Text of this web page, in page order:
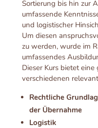
Sortierung bis hin zur
umfassende
und logistischer
Um diesen
zu werden, wurde im
umfassendes
Dieser Kurs bietet
verschiedenen
Rechtliche
der Übernahme
Logistik